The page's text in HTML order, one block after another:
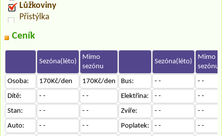
Lůžkoviny
Přistýlka
Ceník
Sezóna(léto)
Mimo
sezónu
Sezóna(léto)
Mimo
sezónu
Osoba:
170Kč/den 170Kč/den Bus: - -
- -
Dítě:
- - - - Elektřina: - -
- -
Stan:
- - - - Zvíře: - -
- -
Auto:
- - - - Poplatek: - -
- -